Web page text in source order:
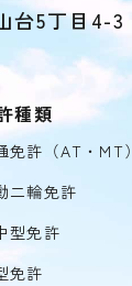
台5丁目4-3
種類
免許（AT・MT）
二輪免許
型免許
免許